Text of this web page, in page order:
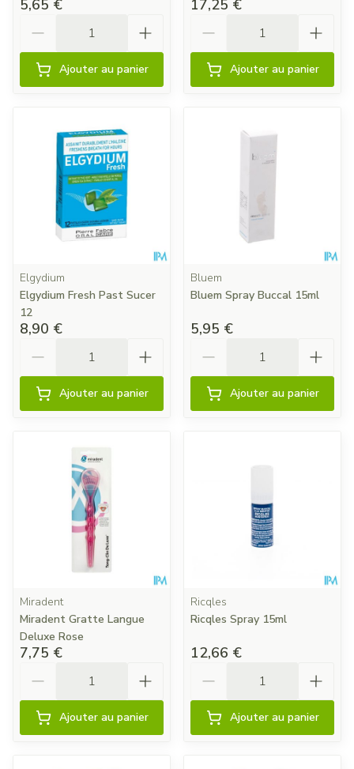
5,65 €
Ajouter au panier
17,25 €
Ajouter au panier
Elgydium
Elgydium Fresh Past Sucer
12
8,90 €
Ajouter au panier
Bluem
Bluem Spray Buccal 15ml
5,95 €
Ajouter au panier
Miradent
Miradent Gratte Langue
Deluxe Rose
7,75 €
Ajouter au panier
Ricqles
Ricqles Spray 15ml
12,66 €
Ajouter au panier